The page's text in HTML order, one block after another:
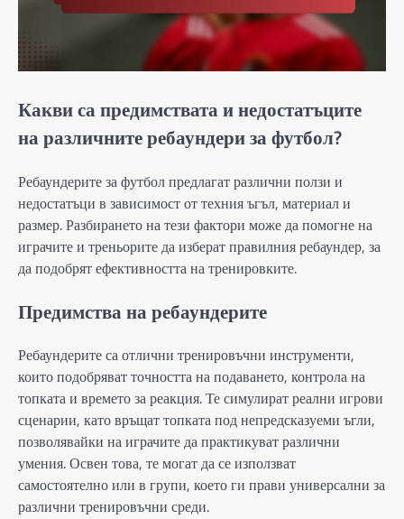
Какви са предимствата и недостатъците
на различните ребаундери за футбол?
Ребаундерите за футбол предлагат различни ползи и
недостатъци в зависимост от техния ъгъл, материал и
размер. Разбирането на тези фактори може да помогне на
играчите и треньорите да изберат правилния ребаундер, за
да подобрят ефективността на тренировките.
Предимства на ребаундерите
Ребаундерите са отлични тренировъчни инструменти,
които подобряват точността на подаването, контрола на
топката и времето за реакция. Те симулират реални игрови
сценарии, като връщат топката под непредсказуеми ъгли,
позволявайки на играчите да практикуват различни
умения. Освен това, те могат да се използват
самостоятелно или в групи, което ги прави универсални за
различни тренировъчни среди.